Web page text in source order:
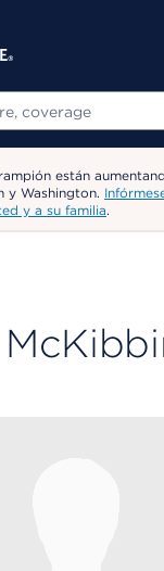
están
y Washington.
y a su familia.